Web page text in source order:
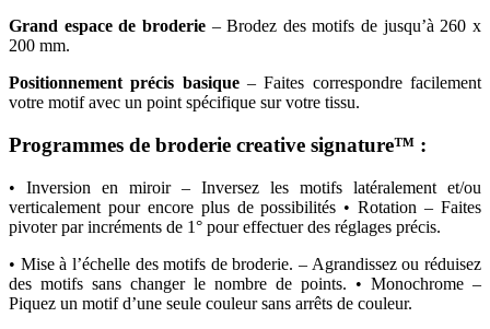
Grand espace de broderie– Brodez des motifs de jusqu’à 260 x
200 mm.
Positionnement précis basique– Faites correspondre facilement
votre motif avec un point spécifique sur votre tissu.
Programmes de broderie creative signature™ :
• Inversion en miroir – Inversez les motifs latéralement et/ou
verticalement pour encore plus de possibilités • Rotation – Faites
pivoter par incréments de 1° pour effectuer des réglages précis.
• Mise à l’échelle des motifs de broderie. – Agrandissez ou réduisez
des motifs sans changer le nombre de points. • Monochrome –
Piquez un motif d’une seule couleur sans arrêts de couleur.